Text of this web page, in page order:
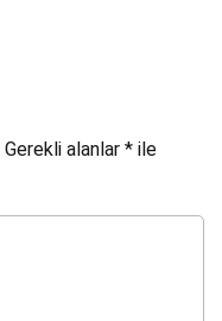
Gerekli alanlar * ile